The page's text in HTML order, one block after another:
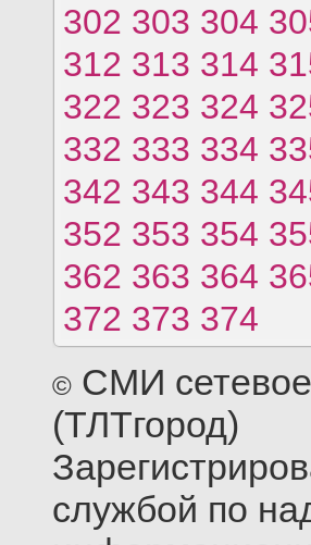
302 303 304
312 313 314
322 323 324
332 333 334
342 343 344
352 353 354
362 363 364
372 373 374
© СМИ
(ТЛТгород)
службой по